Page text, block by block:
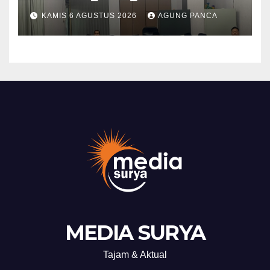
PKS Pembinaan Kerohanian
Warga Binaan
KAMIS 6 AGUSTUS 2026 AGUNG PANCA
MEDIA SURYA
Tajam & Aktual